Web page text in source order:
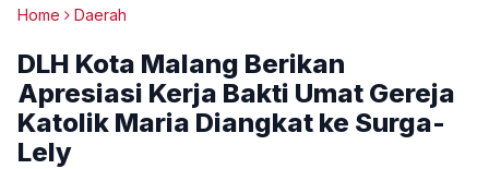
Home Daerah
DLH Kota Malang Berikan
Apresiasi Kerja Bakti Umat Gereja
Katolik Maria Diangkat ke Surga-
Lely